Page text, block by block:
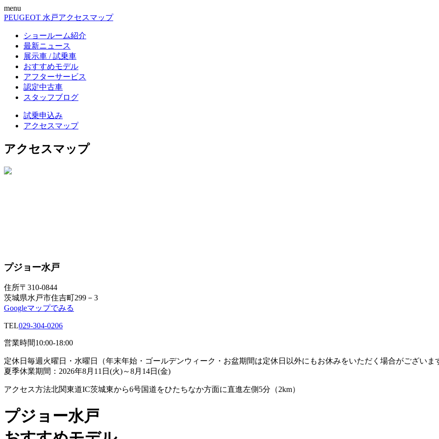
menu
PEUGEOT 水戸アクセスマップ
ショールーム紹介
最新ニュース
展示車 / 試乗車
おすすめモデル
アフターサービス
認定中古車
スタッフブログ
試乗申込み
アクセスマップ
アクセスマップ
プジョー水戸
住所〒310-0844
茨城県水戸市住吉町299－3
Googleマップでみる
TEL029-304-0206
営業時間10:00-18:00
定休日 毎週火曜日・水曜日（年末年始・ゴールデンウィーク・お盆期間は定休日以外にもお休みをいただく場合がございま
夏季休業期間：2026年8月11日(火)～8月14日(金)
アクセス方法北関東道IC茨城東から6号国道をひたちなか方面に直進左側5分（2km）
プジョー水戸